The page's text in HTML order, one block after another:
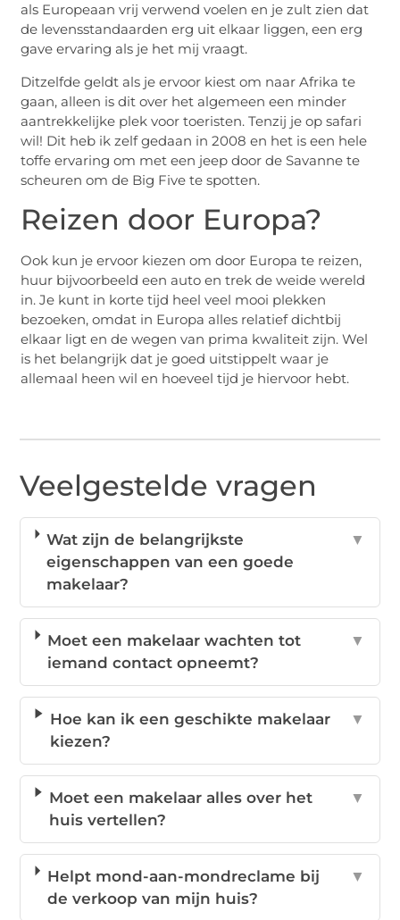
als Europeaan vrij verwend voelen en je zult zien dat
de levensstandaarden erg uit elkaar liggen, een erg
gave ervaring als je het mij vraagt.
Ditzelfde geldt als je ervoor kiest om naar Afrika te
gaan, alleen is dit over het algemeen een minder
aantrekkelijke plek voor toeristen. Tenzij je op safari
wil! Dit heb ik zelf gedaan in 2008 en het is een hele
toffe ervaring om met een jeep door de Savanne te
scheuren om de Big Five te spotten.
Reizen door Europa?
Ook kun je ervoor kiezen om door Europa te reizen,
huur bijvoorbeeld een auto en trek de weide wereld
in. Je kunt in korte tijd heel veel mooi plekken
bezoeken, omdat in Europa alles relatief dichtbij
elkaar ligt en de wegen van prima kwaliteit zijn. Wel
is het belangrijk dat je goed uitstippelt waar je
allemaal heen wil en hoeveel tijd je hiervoor hebt.
Veelgestelde vragen
Wat zijn de belangrijkste
eigenschappen van een goede
makelaar?
▼
Moet een makelaar wachten tot
iemand contact opneemt?
▼
Hoe kan ik een geschikte makelaar
kiezen?
▼
Moet een makelaar alles over het
huis vertellen?
▼
Helpt mond-aan-mondreclame bij
de verkoop van mijn huis?
▼